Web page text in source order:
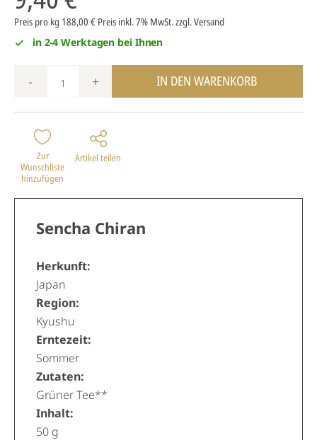
Preis pro kg 188,00 € Preis inkl. 7% MwSt.zzgl. Versand
in 2-4 Werktagen bei Ihnen
+
- IN DEN WARENKORB
Zur
Wunschliste
hinzufügen
Artikel teilen
Sencha Chiran
Herkunft:
Japan
Region:
Kyushu
Erntezeit:
Sommer
Zutaten:
Grüner Tee**
Inhalt:
50 g